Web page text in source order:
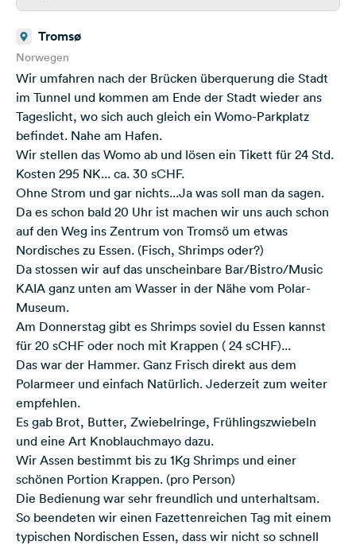
Tromsø
Norwegen
Wir umfahren nach der Brücken überquerung die Stadt
im Tunnel und kommen am Ende der Stadt wieder ans
Tageslicht, wo sich auch gleich ein Womo-Parkplatz
befindet. Nahe am Hafen.
Wir stellen das Womo ab und lösen ein Tikett für 24 Std.
Kosten 295 NK... ca. 30 sCHF.
Ohne Strom und gar nichts...Ja was soll man da sagen.
Da es schon bald 20 Uhr ist machen wir uns auch schon
auf den Weg ins Zentrum von Tromsö um etwas
Nordisches zu Essen. (Fisch, Shrimps oder?)
Da stossen wir auf das unscheinbare Bar/Bistro/Music
KAIA ganz unten am Wasser in der Nähe vom Polar-
Museum.
Am Donnerstag gibt es Shrimps soviel du Essen kannst
für 20 sCHF oder noch mit Krappen ( 24 sCHF)...
Das war der Hammer. Ganz Frisch direkt aus dem
Polarmeer und einfach Natürlich. Jederzeit zum weiter
empfehlen.
Es gab Brot, Butter, Zwiebelringe, Frühlingszwiebeln
und eine Art Knoblauchmayo dazu.
Wir Assen bestimmt bis zu 1Kg Shrimps und einer
schönen Portion Krappen. (pro Person)
Die Bedienung war sehr freundlich und unterhaltsam.
So beendeten wir einen Fazettenreichen Tag mit einem
typischen Nordischen Essen, dass wir nicht so schnell